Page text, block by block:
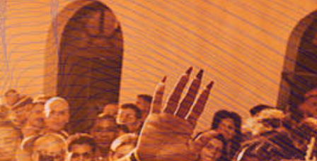
airtime! wurde initiert vonartlinkund dem
Südkulturfondsund wird freundlich
unterstützt
durch dieStiftung Radio und Kultur Schweiz
undSwissperform.